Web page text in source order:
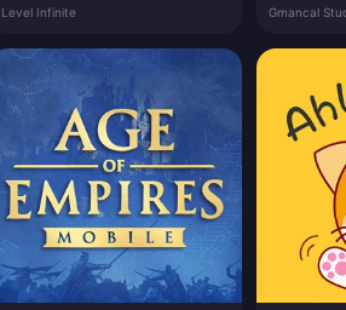
Level Infinite Gmancal